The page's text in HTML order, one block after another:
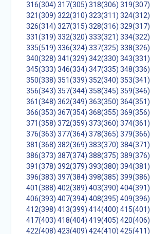
316(304) 317(305) 318(306) 319(307)
321(309) 322(310) 323(311) 324(312)
326(314) 327(315) 328(316) 329(317)
331(319) 332(320) 333(321) 334(322)
335(519) 336(324) 337(325) 338(326)
340(328) 341(329) 342(330) 343(331)
345(333) 346(334) 347(335) 348(336)
350(338) 351(339) 352(340) 353(341)
356(343) 357(344) 358(345) 359(346)
361(348) 362(349) 363(350) 364(351)
366(353) 367(354) 368(355) 369(356)
371(358) 372(359) 373(360) 374(361)
376(363) 377(364) 378(365) 379(366)
381(368) 382(369) 383(370) 384(371)
386(373) 387(374) 388(375) 389(376)
391(378) 392(379) 393(380) 394(381)
396(383) 397(384) 398(385) 399(386)
401(388) 402(389) 403(390) 404(391)
406(393) 407(394) 408(395) 409(396)
412(398) 413(399) 414(400) 415(401)
417(403) 418(404) 419(405) 420(406)
422(408) 423(409) 424(410) 425(411)